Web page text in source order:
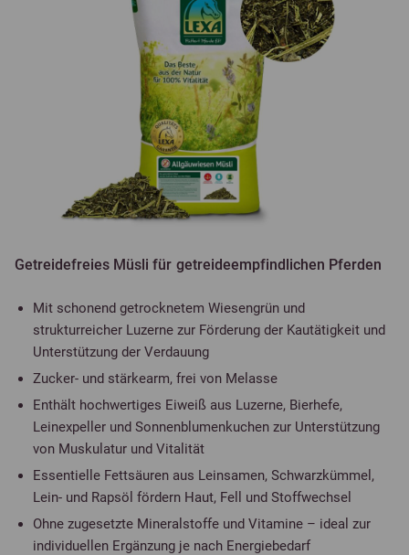
Getreidefreies Müsli für getreideempfindlichen Pferden
Mit schonend getrocknetem Wiesengrün und
strukturreicher Luzerne zur Förderung der Kautätigkeit und
Unterstützung der Verdauung
Zucker- und stärkearm, frei von Melasse
Enthält hochwertiges Eiweiß aus Luzerne, Bierhefe,
Leinexpeller und Sonnenblumenkuchen zur Unterstützung
von Muskulatur und Vitalität
Essentielle Fettsäuren aus Leinsamen, Schwarzkümmel,
Lein- und Rapsöl fördern Haut, Fell und Stoffwechsel
Ohne zugesetzte Mineralstoffe und Vitamine – ideal zur
individuellen Ergänzung je nach Energiebedarf